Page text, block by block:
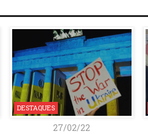
DESTAQUES
27/02/22